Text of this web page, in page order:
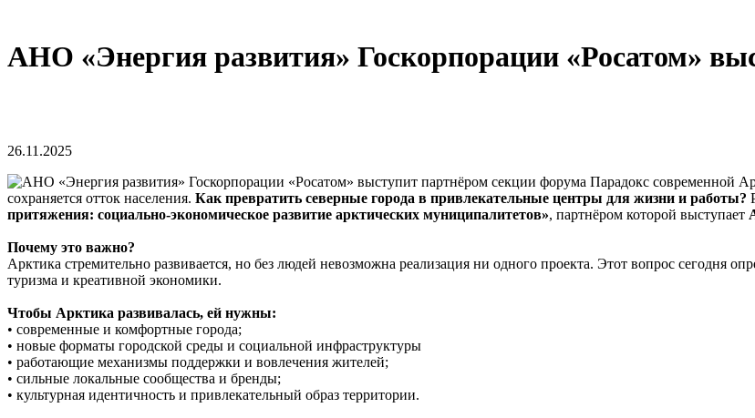
АНО «Энергия развития» Госкорпорации «Росатом»
26.11.2025
Парадокс современной
сохраняется отток населения. Как превратить северные города в привлекательные центры для жизни и работы?
притяжения: социально-экономическое развитие арктических муниципалитетов», партнёром которой выступает
Почему это важно?
Арктика стремительно развивается, но без людей невозможна реализация ни одного проекта. Этот вопрос сегодня
туризма и креативной экономики.
Чтобы Арктика развивалась, ей нужны:
• современные и комфортные города;
• новые форматы городской среды и социальной инфраструктуры
• работающие механизмы поддержки и вовлечения жителей;
• сильные локальные сообщества и бренды;
• культурная идентичность и привлекательный образ территории.